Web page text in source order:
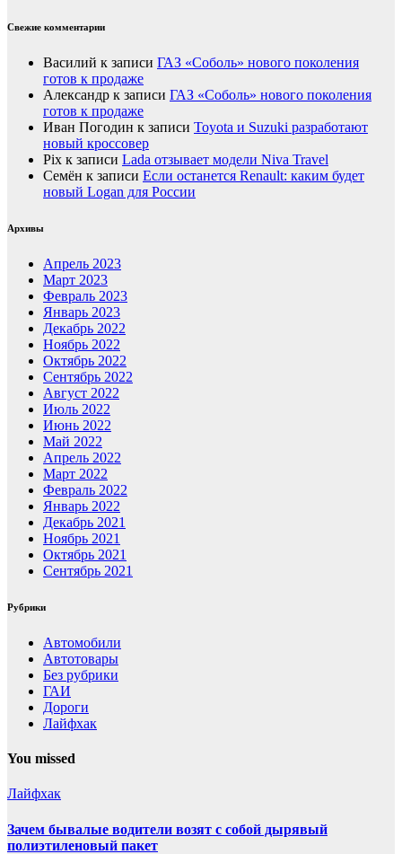
Свежие комментарии
Василий к записи ГАЗ «Соболь» нового поколения
готов к продаже
Александр к записи ГАЗ «Соболь» нового поколения
готов к продаже
Иван Погодин к записи Toyota и Suzuki разработают
новый кроссовер
Pix к записи Lada отзывает модели Niva Travel
Семён к записи Если останется Renault: каким будет
новый Logan для России
Архивы
Апрель 2023
Март 2023
Февраль 2023
Январь 2023
Декабрь 2022
Ноябрь 2022
Октябрь 2022
Сентябрь 2022
Август 2022
Июль 2022
Июнь 2022
Май 2022
Апрель 2022
Март 2022
Февраль 2022
Январь 2022
Декабрь 2021
Ноябрь 2021
Октябрь 2021
Сентябрь 2021
Рубрики
Автомобили
Автотовары
Без рубрики
ГАИ
Дороги
Лайфхак
You missed
Лайфхак
Зачем бывалые водители возят с собой дырявый
полиэтиленовый пакет